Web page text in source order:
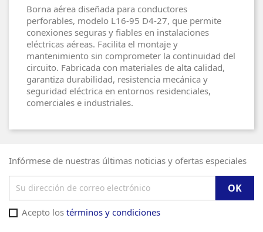
Borna aérea diseñada para conductores
perforables, modelo L16-95 D4-27, que permite
conexiones seguras y fiables en instalaciones
eléctricas aéreas. Facilita el montaje y
mantenimiento sin comprometer la continuidad del
circuito. Fabricada con materiales de alta calidad,
garantiza durabilidad, resistencia mecánica y
seguridad eléctrica en entornos residenciales,
comerciales e industriales.
Infórmese de nuestras últimas noticias y ofertas especiales
Acepto los términos y condiciones